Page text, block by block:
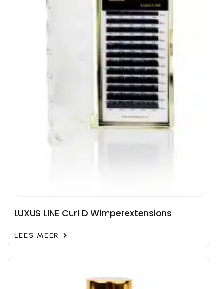
LUXUS LINE Curl D Wimperextensions
LEES MEER